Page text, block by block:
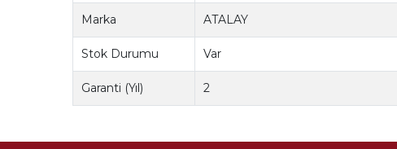
Marka ATALAY
Stok Durumu Var
Garanti (Yıl) 2